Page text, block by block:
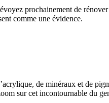
prochainement de
comme une évidence.
de minéraux et de
sur cet incontournable du